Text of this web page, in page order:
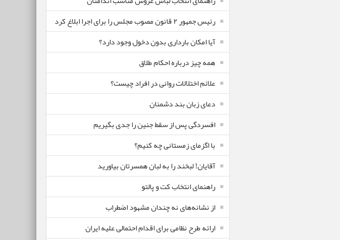
رئیس جمهور ۲ قانون مصوب مجلس را برای اجرا ابلاغ کرد
آیا امکان بارداری بدون دخول وجود دارد؟
همه چیز درباره احکام طلاق
علائم اختلالات روانی در افراد چیست؟
دعای زبان بند دشمنان
افسردگی پس از سقط جنین را جدی بگیریم
با اگزمای زمستانی چه کنیم؟
آقایان! لبخند را به لبان همسرتان بیاورید
راهنمای انتخاب کت و پالتو
از نشانه‌های نه چندان مشهود اضطراب
ارائه طرح نظامی برای اقدام احتمالی علیه ایران